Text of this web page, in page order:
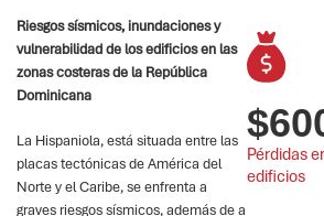
Riesgos sísmicos, inundaciones y
vulnerabilidad de los edificios en las
zonas costeras de la República
Dominicana
La Hispaniola, está situada entre las
placas tectónicas de América del
Norte y el Caribe, se enfrenta a
graves riesgos sísmicos, además de a
Pérdidas
edificios
$